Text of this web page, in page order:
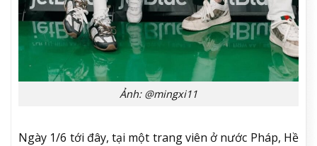
Ảnh: @mingxi11
Ngày 1/6 tới đây, tại một trang viên ở nước Pháp, Hề